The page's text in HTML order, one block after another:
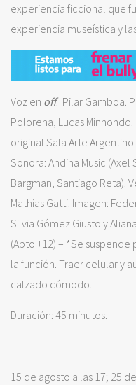
experiencia ficcional que
experiencia museística y
Voz en off: Pilar Gamboa.
Polorena, Lucas
original Sala Arte Argentino
Sonora: Andina Music
Bargman, Santiago Reta).
Mathias Gatti. Imagen:
Silvia Gómez Giusto y
(Apto +12) – *Se suspende
la función. Traer celular y
calzado cómodo.
Duración: 45 minutos.
15 de agosto a las 17; 25